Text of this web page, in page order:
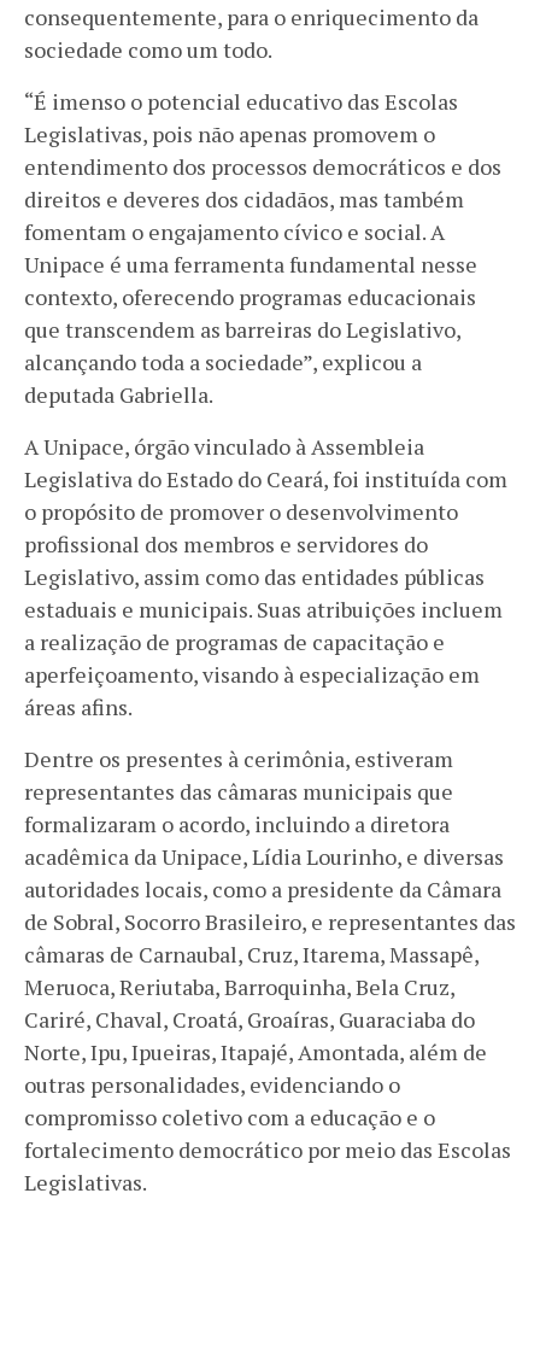
consequentemente, para o enriquecimento da
sociedade como um todo.
“É imenso o potencial educativo das Escolas
Legislativas, pois não apenas promovem o
entendimento dos processos democráticos e dos
direitos e deveres dos cidadãos, mas também
fomentam o engajamento cívico e social. A
Unipace é uma ferramenta fundamental nesse
contexto, oferecendo programas educacionais
que transcendem as barreiras do Legislativo,
alcançando toda a sociedade”, explicou a
deputada Gabriella.
A Unipace, órgão vinculado à Assembleia
Legislativa do Estado do Ceará, foi instituída com
o propósito de promover o desenvolvimento
profissional dos membros e servidores do
Legislativo, assim como das entidades públicas
estaduais e municipais. Suas atribuições incluem
a realização de programas de capacitação e
aperfeiçoamento, visando à especialização em
áreas afins.
Dentre os presentes à cerimônia, estiveram
representantes das câmaras municipais que
formalizaram o acordo, incluindo a diretora
acadêmica da Unipace, Lídia Lourinho, e diversas
autoridades locais, como a presidente da Câmara
de Sobral, Socorro Brasileiro, e representantes das
câmaras de Carnaubal, Cruz, Itarema, Massapê,
Meruoca, Reriutaba, Barroquinha, Bela Cruz,
Cariré, Chaval, Croatá, Groaíras, Guaraciaba do
Norte, Ipu, Ipueiras, Itapajé, Amontada, além de
outras personalidades, evidenciando o
compromisso coletivo com a educação e o
fortalecimento democrático por meio das Escolas
Legislativas.